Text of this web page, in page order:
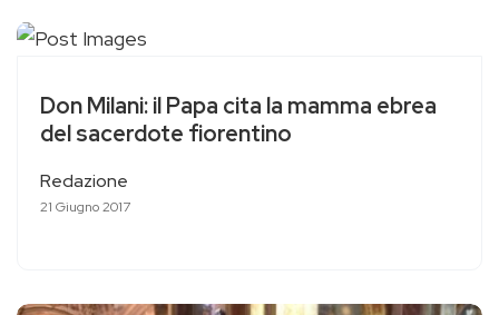
Don Milani: il Papa cita la mamma ebrea
del sacerdote fiorentino
Redazione
21 Giugno 2017